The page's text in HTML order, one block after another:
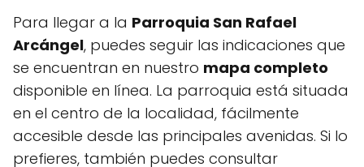
Para llegar a la Parroquia San Rafael
Arcángel, puedes seguir las indicaciones que
se encuentran en nuestro mapa completo
disponible en línea. La parroquia está situada
en el centro de la localidad, fácilmente
accesible desde las principales avenidas. Si lo
prefieres, también puedes consultar